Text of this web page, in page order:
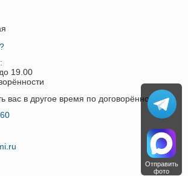
19.00
вас в другое время по договорённости.
Отправить
фото